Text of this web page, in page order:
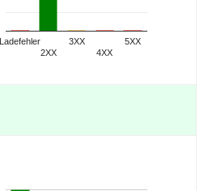
Ladefehler
2XX
3XX
4XX
5XX